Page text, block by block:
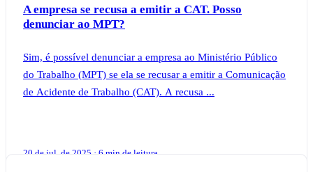
A empresa se recusa a emitir a CAT. Posso
denunciar ao MPT?
Sim, é possível denunciar a empresa ao Ministério Público
do Trabalho (MPT) se ela se recusar a emitir a Comunicação
de Acidente de Trabalho (CAT). A recusa ...
20 de jul. de 2025 · 6 min de leitura